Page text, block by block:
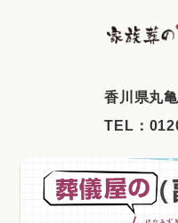
2025年2月
2025年1月
⾹川県丸
TEL：